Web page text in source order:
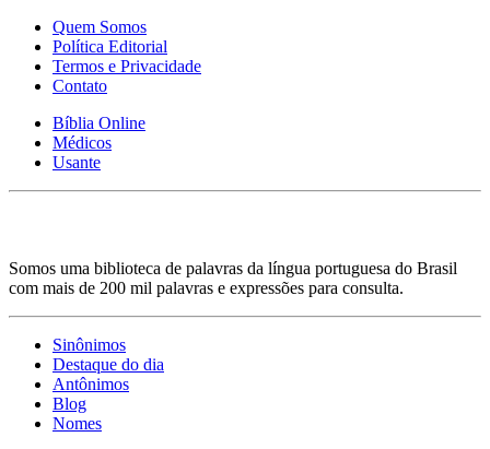
Quem Somos
Política Editorial
Termos e Privacidade
Contato
Bíblia Online
Médicos
Usante
Somos uma biblioteca de palavras da língua portuguesa do Brasil
com mais de 200 mil palavras e expressões para consulta.
Sinônimos
Destaque do dia
Antônimos
Blog
Nomes